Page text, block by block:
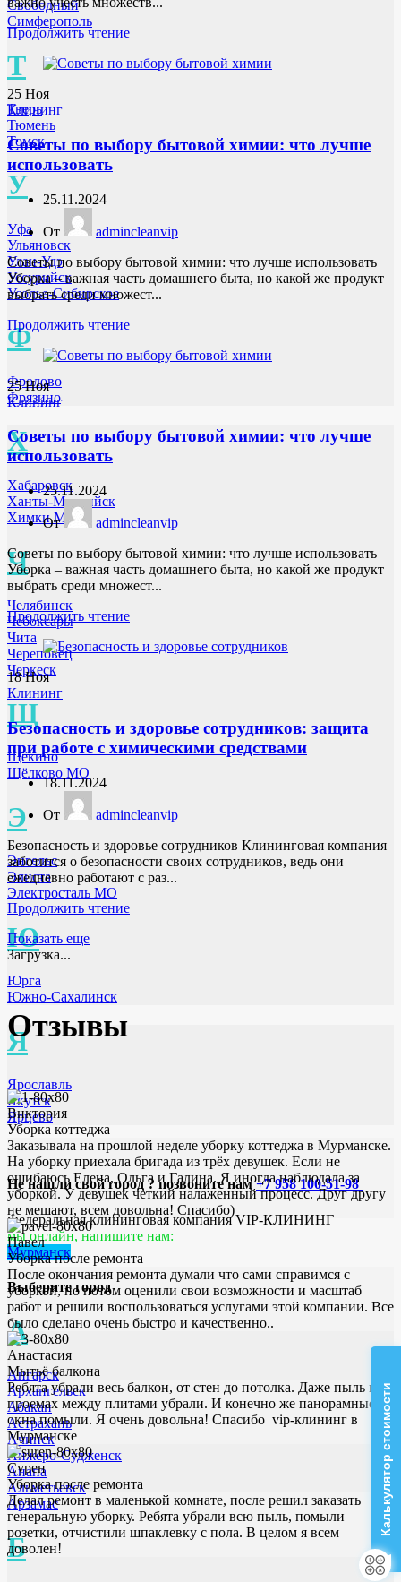
Свободный
Симферополь
Т
Тверь
Тюмень
Томск
У
Уфа
Ульяновск
Улан-Удэ
Уссурийск
Усолье-Сибирское
Ф
Фролово
Фрязино
Х
Хабаровск
Ханты-Мансийск
Химки МО
Ч
Челябинск
Чебоксары
Чита
Череповец
Черкеск
Щ
Щёкино
Щёлково МО
Э
Энгельс
Элиста
Электросталь МО
Ю
Юрга
Южно-Сахалинск
Я
Ярославль
Якутск
Ярцево
Не нашли свой город ? позвоните нам+7 958 100-51-98
Федеральная клининговая компания VIP-КЛИНИНГ
мы онлайн, напишите нам:
Мурманск
Выберите город
А
Ангарск
Архангельск
Абакан
Астрахань
Ачинск
Анжеро-Судженск
Анапа
Альметьевск
Арзамас
Б
Продолжить чтение
25 Ноя
Клининг
Советы по выбору бытовой химии: что лучше
использовать
25.11.2024
От
admincleanvip
Советы по выбору бытовой химии: что лучше использовать
Уборка – важная часть домашнего быта, но какой же продукт
выбрать среди множест...
Продолжить чтение
25Ноя
Клининг
Советы по выбору бытовой химии: что лучше
использовать
25.11.2024
От
admincleanvip
Советы по выбору бытовой химии: что лучше использовать
Уборка – важная часть домашнего быта, но какой же продукт
выбрать среди множест...
Продолжить чтение
18Ноя
Клининг
Безопасность и здоровье сотрудников: защита
при работе с химическими средствами
18.11.2024
От
admincleanvip
Безопасность и здоровье сотрудников Клининговая компания
заботится о безопасности своих сотрудников, ведь они
ежедневно работают с раз...
Продолжить чтение
Показать еще
Загрузка...
Отзывы
Виктория
Уборка коттеджа
Заказывала на прошлой неделе уборку коттеджа в Мурманске.
На уборку приехала бригада из трёх девушек. Если не
ошибаюсь Елена, Ольга и Галина. Я иногда наблюдала за
уборкой. У девушек четкий налаженный процесс. Друг другу
не мешают, всем довольна! Спасибо)
Павел
Уборка после ремонта
После окончания ремонта думали что сами справимся с
уборкой, но потом оценили свои возможности и масштаб
работ и решили воспользоваться услугами этой компании. Все
было сделано очень быстро и качественно..
Анастасия
Мытьё балкона
Ребята убрали весь балкон, от стен до потолка. Даже пыль в
проемах между плитами убрали. И конечно же панорамные
окна помыли. Я очень довольна! Спасибо vip-клининг в
Мурманске
Сурен
Уборка после ремонта
Делал ремонт в маленькой комнате, после решил заказать
генеральную уборку. Ребята убрали всю пыль, помыли
розетки, отчистили шпаклевку с пола. В целом я всем
доволен!
Калькулятор стоимости